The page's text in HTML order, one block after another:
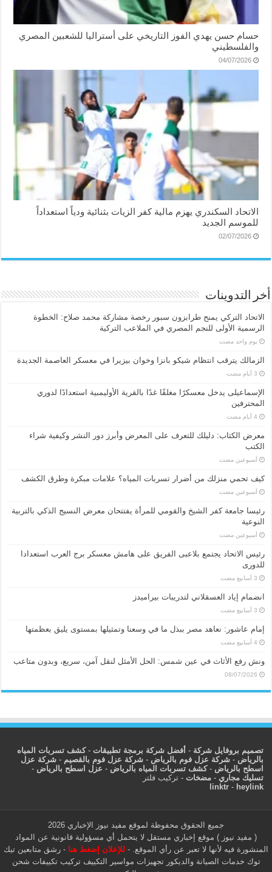
حسام حسن يهدي الفوز التاريخي على أستراليا للشعبين المصري
والفلسطيني
04/07/2026
الاتحاد السكندري يهزم مالية كفر الزيات بثنائية ودياً استعداداً
للموسم الجديد
02/07/2026
أخر التدوينات
الاتحاد التركي يمنح طرابزون سبور رخصة مشاركة محمد صلاح: الخطوة
الرسمية الأولى للنجم المصري في الملاعب التركية
‏يوم واحد مضت
الزمالك يترقب انتظام شيكو بانزا وخوان بيزيرا في معسكر العاصمة الجديدة
الإسماعیلی یدخل معسكرًا مغلقًا غدًا بالقرية الأوليمبية استعدادًا لدوري
المحترفين
معرض الكتاب: دليلك للتعرف على المعرض وأبرز دور النشر وكيفية شراء
الكتب
‏أسبوعين مضت
كيف تحمي منزلك من أضرار تسربات المياه؟ علامات مبكرة وطرق الكشف
‏أسبوعين مضت
رئيسا جامعة كفر الشيخ والقومي للمرأة يفتتحان معرض النسيج الذكي بالتربية
النوعية
‏أسبوعين مضت
رئيس الاتحاد يجتمع بلاعبى الفريق على هامش معسكر برج العرب استعدادا
للدورى
انضمام إياد العسقلاني لتدريبات بيراميدز
إمام عاشور: نعاهد مصر ببذل ما في وسعنا وتمثيلها بمستوى يليق بعظمتها
ونش رفع الأثاث في عين شمس: الحل الأمثل لنقل آمن، سريع، وبدون متاعب
08/07/2026
تصميم بروفايل شركة -أفضل شركة برمجة تطبيقات -كشف تسربات المياه
بالرياض -شركة عزل فوم بالرياض -شركة عزل فوم بالقصيم -شركة عزل
اسطح بالرياض -كشف تسربات المياه بالرياض - عزل اسطح بالرياض -
تسليك مجاري -مضخات -تركيب فلتر
linktr- heylink
جميع الحقوق محفوظة لموقع مفيد نيوز الإخباري 2026
( مفيد نيوز ) موقع إخباري مستقل لا يتحمل أي مسؤولية قانونية عن المواد
المنشورة فيه لأنها لا تعبر عن رأي الموقع. - للإعلان إضغط هنا - رشق متابعين تيك
توك خدمات الصيانة والديكور تجهيزات مواسير التكييف تركيب تكييفات شحن